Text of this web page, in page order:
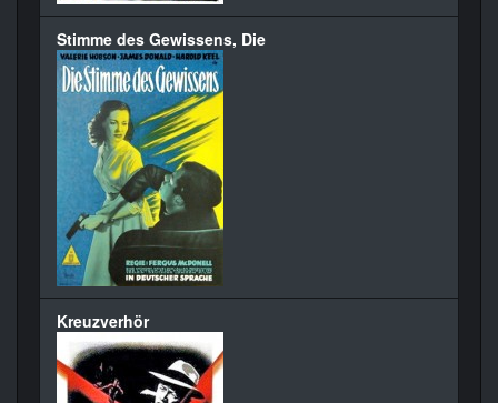
Stimme des Gewissens, Die
Kreuzverhör